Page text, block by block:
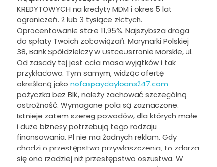
KREDYTOWYCH na kredyty MDM i okres 5 lat
ograniczeń. 2 lub 3 tysiące złotych.
Oprocentowanie stałe 11,95%. Najszybsza droga
do spłaty Twoich zobowiązań. Marynarki Polskiej
38, Bank Spółdzielczy w UstceUstronie Morskie, ul.
Od zasady tej jest cała masa wyjątków i tak
przykładowo. Tym samym, widząc ofertę
określoną jako nofaxpaydayloans247.com
pożyczka bez BIK, należy zachować szczególną
ostrożność. Wymagane pola są zaznaczone.
Istnieje zatem szereg powodów, dla których małe
i duże biznesy potrzebują tego rodzaju
finansowania. Pl nie ma żadnych reklam. Gdy
chodzi o przestępstwo przywłaszczenia, to zdarza
się ono rzadziej niż przestępstwo oszustwa. W